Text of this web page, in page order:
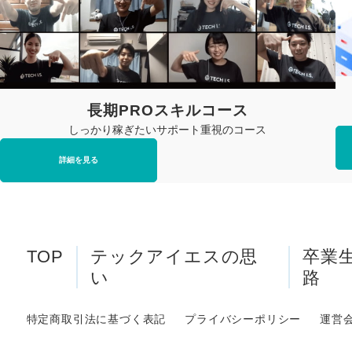
長期PROスキルコース
しっかり稼ぎたいサポート重視のコース
詳細を見る
TOP
テックアイエスの思
い
卒業
路
特定商取引法に基づく表記 プライバシーポリシー 運営